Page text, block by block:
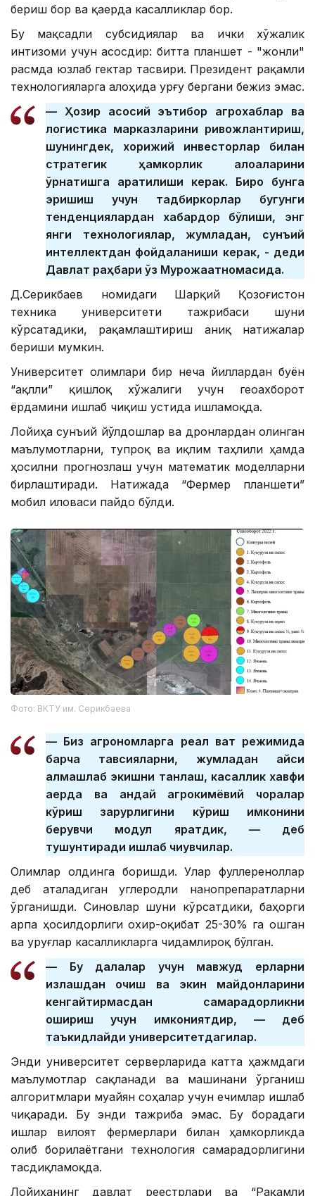
бериш бор ва қаерда касалликлар бор.
Бу мақсадли субсидиялар ва ички хўжалик
интизоми учун асосдир: битта планшет - "жонли"
расмда юзлаб гектар тасвири. Президент рақамли
технологияларга алоҳида урғу бергани бежиз эмас.
— Ҳозир асосий эътибор агрохаблар ва
логистика марказларини ривожлантириш,
шунингдек, хорижий инвесторлар билан
стратегик ҳамкорлик алоқаларини
ўрнатишга қаратилиши керак. Бироқ бунга
эришиш учун тадбиркорлар бугунги
тенденциялардан хабардор бўлиши, энг
янги технологиялар, жумладан, сунъий
интеллектдан фойдаланиши керак, - деди
Давлат раҳбари ўз Мурожаатномасида.
Д.Серикбаев номидаги Шарқий Қозоғистон
техника университети тажрибаси шуни
кўрсатадики, рақамлаштириш аниқ натижалар
бериши мумкин.
Университет олимлари бир неча йиллардан буён
“ақлли” қишлоқ хўжалиги учун геоахборот
ёрдамини ишлаб чиқиш устида ишламоқда.
Лойиҳа сунъий йўлдошлар ва дронлардан олинган
маълумотларни, тупроқ ва иқлим таҳлили ҳамда
ҳосилни прогнозлаш учун математик моделларни
бирлаштиради. Натижада “Фермер планшети”
мобил иловаси пайдо бўлди.
Фото: ВКТУ им. Серикбаева
— Биз агрономларга реал вақт режимида
барча тавсияларни, жумладан қайси
алмашлаб экишни танлаш, касаллик хавфи
қаерда ва қандай агрокимёвий чоралар
кўриш зарурлигини кўриш имконини
берувчи модул яратдик, — деб
тушунтиради ишлаб чиқувчилар.
Олимлар олдинга боришди. Улар фуллереноллар
деб аталадиган углеродли нанопрепаратларни
ўрганишди. Синовлар шуни кўрсатдики, баҳорги
арпа ҳосилдорлиги охир-оқибат 25-30% га ошган
ва уруғлар касалликларга чидамлироқ бўлган.
— Бу далалар учун мавжуд ерларни
излашдан қочиш ва экин майдонларини
кенгайтирмасдан самарадорликни
ошириш учун имкониятдир, — деб
таъкидлайди университетдагилар.
Энди университет серверларида катта ҳажмдаги
маълумотлар сақланади ва машинани ўрганиш
алгоритмлари муайян соҳалар учун ечимлар ишлаб
чиқаради. Бу энди тажриба эмас. Бу борадаги
ишлар вилоят фермерлари билан ҳамкорликда
олиб борилаётгани технология самарадорлигини
тасдиқламоқда.
Лойиҳанинг давлат реестрлари ва “Рақамли